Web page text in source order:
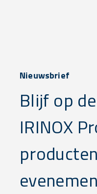
Nieuwsbrief
Blijf op
IRINOX